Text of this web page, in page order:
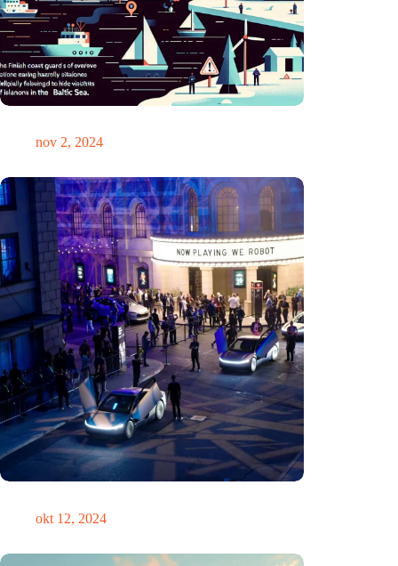
nov 2, 2024
okt 12, 2024